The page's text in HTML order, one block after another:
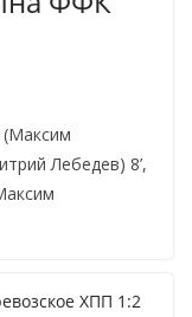
(Максим
Лебедев) 8’,
ХПП 1:2